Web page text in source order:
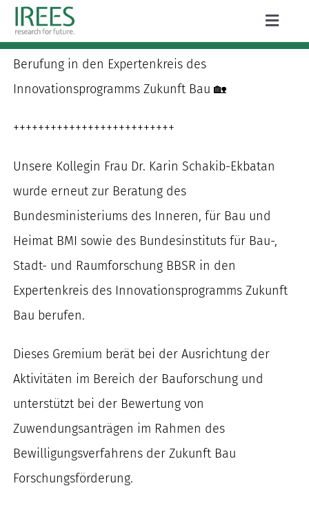
Zum
Inhalt
springen
Toggle
ÜBER UNS
LEISTUNGEN
AKTUELLES
PROJEKTE
PUBLIKATIONEN
Berufung in den Expertenkreis des
Innovationsprogramms Zukunft Bau 🏡
++++++++++++++++++++++++++
Unsere Kollegin Frau Dr. Karin Schakib-Ekbatan
wurde erneut zur Beratung des
Bundesministeriums des Inneren, für Bau und
Heimat BMI sowie des Bundesinstituts für Bau-,
Stadt- und Raumforschung BBSR in den
Expertenkreis des Innovationsprogramms Zukunft
Bau berufen.
Dieses Gremium berät bei der Ausrichtung der
Aktivitäten im Bereich der Bauforschung und
unterstützt bei der Bewertung von
Zuwendungsanträgen im Rahmen des
Bewilligungsverfahrens der Zukunft Bau
Forschungsförderung.